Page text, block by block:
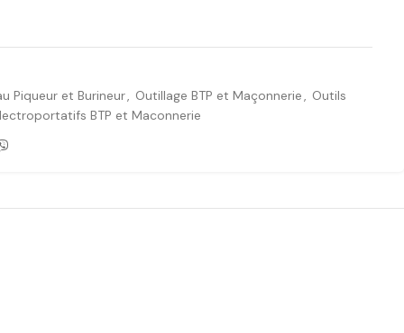
Piqueur et Burineur, Outillage BTP et Maçonnerie, Outils
BTP et Maconnerie